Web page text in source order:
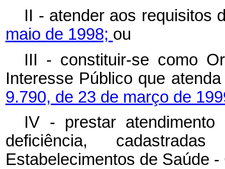
II - atender aos requisitos
maio de 1998; ou
III - constituir-se como
Interesse Público que
9.790, de 23 de março de
IV - prestar
deficiência,
Estabelecimentos de Saúde